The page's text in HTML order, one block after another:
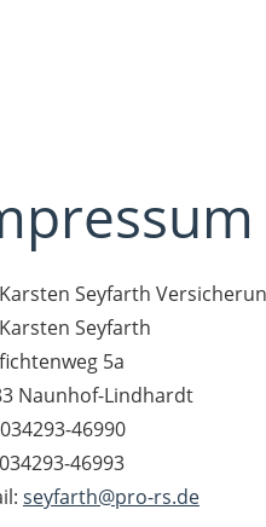
Seyfarth
Seyfarth
5a
Naunhof-Lindhardt
46990
46993
seyfarth@pro-rs.de